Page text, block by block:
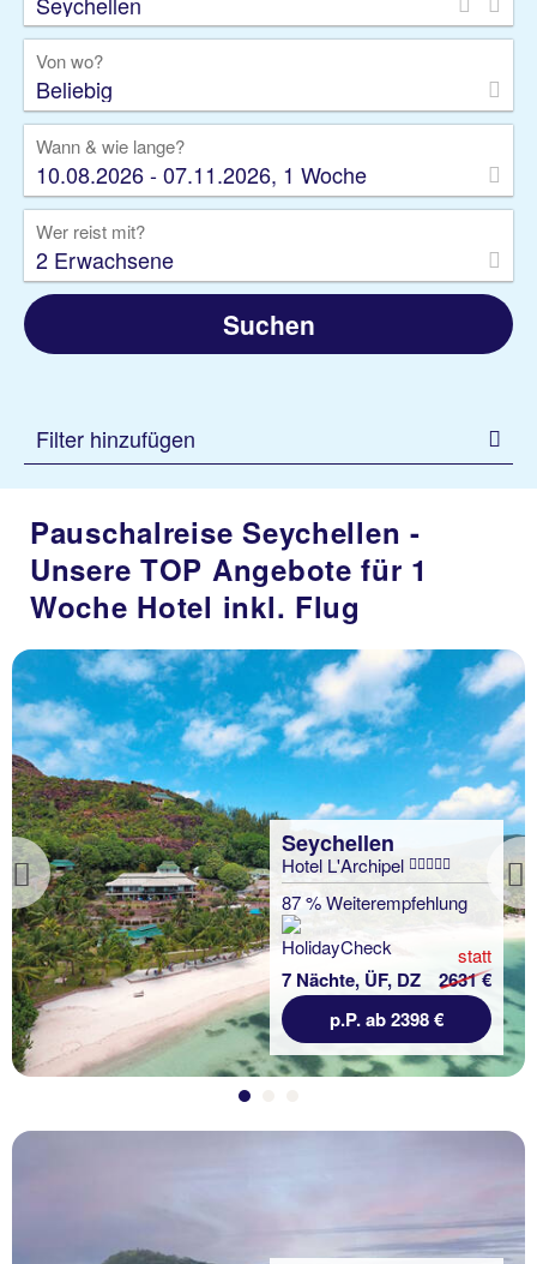
Gruppenreise
Camper Privattransfer
Von wo?
Beliebig
Wann & wie lange?
10.08.2026 - 07.11.2026, 1 Woche
Wer reist mit?
2 Erwachsene
Suchen
Filter hinzufügen
Pauschalreise Seychellen -
Unsere TOP Angebote für 1
Woche Hotel inkl. Flug
Previous
Seychellen
Hotel L'Archipel
87 % Weiterempfehlung
7 Nächte, ÜF, DZ
statt
2631 €
p.P. ab 2398 €